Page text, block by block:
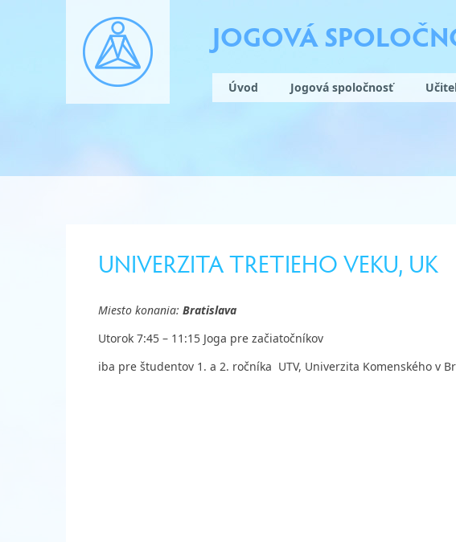
JOGOVÁ
Úvod Jogová spoločnosť
UNIVERZITA TRETIEHO VEKU, UK
Miesto konania: Bratislava
Utorok 7:45 – 11:15 Joga pre začiatočníkov
iba pre študentov 1. a 2. ročníka UTV, Univerzita Komenského v